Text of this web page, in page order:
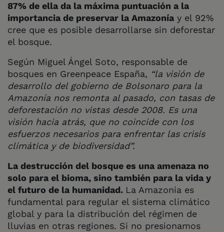
87% de ella da la máxima puntuación a la
importancia de preservar la Amazonía y el 92%
cree que es posible desarrollarse sin deforestar
el bosque.
Según Miguel Ángel Soto, responsable de
bosques en Greenpeace España, “la visión de
desarrollo del gobierno de Bolsonaro para la
Amazonía nos remonta al pasado, con tasas de
deforestación no vistas desde 2008. Es una
visión hacia atrás, que no coincide con los
esfuerzos necesarios para enfrentar las crisis
climática y de biodiversidad”.
La destrucción del bosque es una amenaza no
solo para el bioma, sino también para la vida y
el futuro de la humanidad. La Amazonia es
fundamental para regular el sistema climático
global y para la distribución del régimen de
lluvias en otras regiones. Si no presionamos